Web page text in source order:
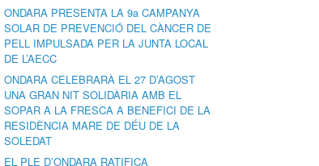
ONDARA PRESENTA LA 9a CAMPANYA
SOLAR DE PREVENCIÓ DEL CÀNCER DE
PELL IMPULSADA PER LA JUNTA LOCAL
DE L’AECC
ONDARA CELEBRARÀ EL 27 D’AGOST
UNA GRAN NIT SOLIDÀRIA AMB EL
SOPAR A LA FRESCA A BENEFICI DE LA
RESIDÈNCIA MARE DE DÉU DE LA
SOLEDAT
EL PLE D’ONDARA RATIFICA